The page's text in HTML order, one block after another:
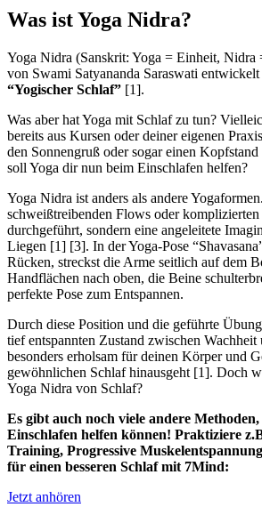
Was ist Yoga Nidra?
Yoga Nidra (Sanskrit: Yoga = Einheit, Nidra
von Swami Satyananda Saraswati entwickelt
“Yogischer Schlaf” [1].
Was aber hat Yoga mit Schlaf zu tun?
bereits aus Kursen oder deiner eigenen
den Sonnengruß oder sogar einen
soll Yoga dir nun beim Einschlafen helfen?
Yoga Nidra ist anders als andere
schweißtreibenden Flows oder
durchgeführt, sondern eine angeleitete
Liegen [1] [3]. In der Yoga-Pose
Rücken, streckst die Arme seitlich auf dem
Handflächen nach oben, die Beine
perfekte Pose zum Entspannen.
Durch diese Position und die geführte
tief entspannten Zustand zwischen Wachheit
besonders erholsam für deinen Körper und
gewöhnlichen Schlaf hinausgeht [1]. Doch
Yoga Nidra von Schlaf?
Es gibt auch noch viele andere
Einschlafen helfen können! Praktiziere
Training, Progressive
für einen besseren Schlaf mit 7Mind:
Jetzt anhören